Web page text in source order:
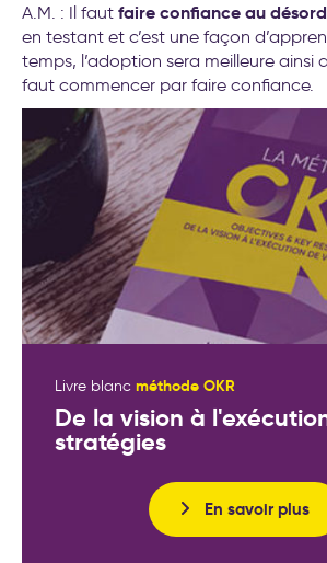
A.M. : Il faut faire confiance au
en testant et c’est une façon
temps, l’adoption sera meilleure ainsi
faut commencer par faire confiance.
Livre blanc méthode OKR
De la vision à
stratégies
En savoir plus